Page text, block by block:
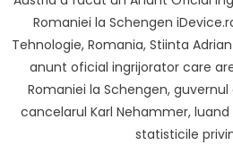
Romaniei la Schengen
Tehnologie, Romania, Stiinta
anunt oficial ingrijorator care
Romaniei la Schengen,
cancelarul Karl Nehammer,
statisticile